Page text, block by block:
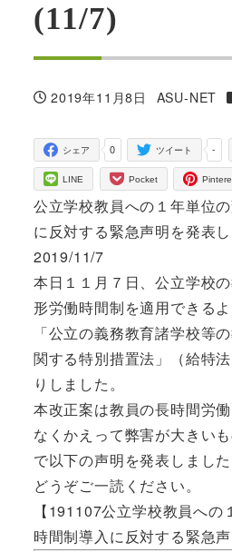
(11/7)
投稿日
2019年11月8日
著
ASU-NET
0
シェア -
ツイート
LINE Pocket
公立学校教員への１年単位
に反対する緊急声明を発表
2019/11/7
本日１１月７日、公立学校
形労働時間制を適用できる
「公立の義務教育諸学校等
関する特別措置法」（給特
りしました。
本改正案は教員の長時間労
なくかえって弊害が大きい
で以下の声明を発表しました
どうぞご一読ください。
【191107公立学校教員へ
時間制導入に反対する緊急声